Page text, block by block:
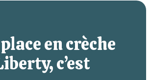
en crèche
c’est